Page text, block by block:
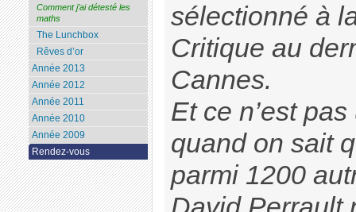
sélectionné à
Critique au
Cannes.
Et ce n’est
quand on sait
parmi 1200
Comment j’ai détesté les
maths
The Lunchbox
Rêves d’or
Année 2013
Année 2012
Année 2011
Année 2010
Année 2009
Rendez-vous